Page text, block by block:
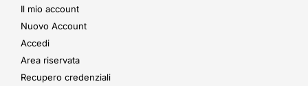
Il mio account
Nuovo Account
Accedi
Area riservata
Recupero credenziali